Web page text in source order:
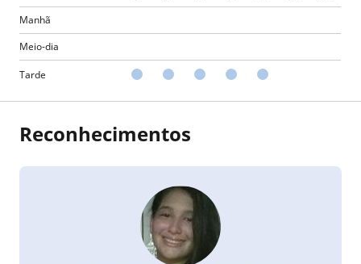
Manhã
Meio-dia
Tarde
Reconhecimentos